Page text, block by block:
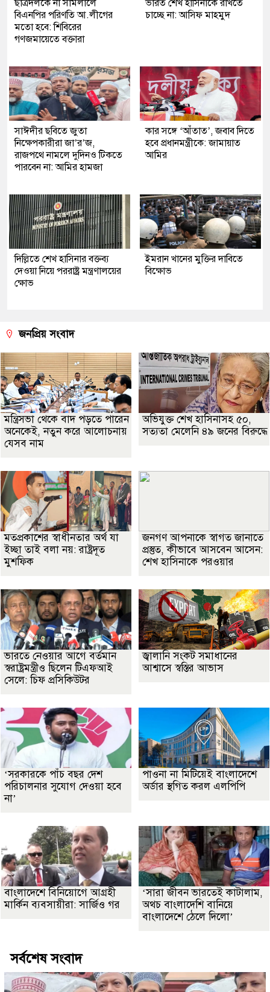
ছাত্রদলকে না সামলালে
বিএনপির পরিণতি আ.লীগের
মতো হবে: শিবিরের
গণজমায়েতে বক্তারা
ভারত শেখ হাসিনাকে রাখতে
চাচ্ছে না: আসিফ মাহমুদ
সাঈদীর ছবিতে জুতা
নিক্ষেপকারীরা জা’র’জ,
রাজপথে নামলে দুদিনও টিকতে
পারবেন না: আমির হামজা
কার সঙ্গে ‘আঁতাত’, জবাব দিতে
হবে প্রধানমন্ত্রীকে: জামায়াত
আমির
দিল্লিতে শেখ হাসিনার বক্তব্য
দেওয়া নিয়ে পররাষ্ট্র মন্ত্রণালয়ের
ক্ষোভ
ইমরান খানের মুক্তির দাবিতে
বিক্ষোভ
জনপ্রিয় সংবাদ
মন্ত্রিসভা থেকে বাদ পড়তে পারেন
অনেকেই, নতুন করে আলোচনায়
যেসব নাম
অভিযুক্ত শেখ হাসিনাসহ ৫০,
সত্যতা মেলেনি ৪৯ জনের বিরুদ্ধে
মতপ্রকাশের স্বাধীনতার অর্থ যা
ইচ্ছা তাই বলা নয়: রাষ্ট্রদূত
মুশফিক
জনগণ আপনাকে স্বাগত জানাতে
প্রস্তুত, কীভাবে আসবেন আসেন:
শেখ হাসিনাকে পরওয়ার
ভারতে নেওয়ার আগে বর্তমান
স্বরাষ্ট্রমন্ত্রীও ছিলেন টিএফআই
সেলে: চিফ প্রসিকিউটর
জ্বালানি সংকট সমাধানের
আশ্বাসে স্বস্তির আভাস
‘সরকারকে পাঁচ বছর দেশ
পরিচালনার সুযোগ দেওয়া হবে
না’
পাওনা না মিটিয়েই বাংলাদেশে
অর্ডার স্থগিত করল এলপিপি
বাংলাদেশে বিনিয়োগে আগ্রহী
মার্কিন ব্যবসায়ীরা: সার্জিও গর
‘সারা জীবন ভারতেই কাটালাম,
অথচ বাংলাদেশি বানিয়ে
বাংলাদেশে ঠেলে দিলো’
সর্বশেষ সংবাদ